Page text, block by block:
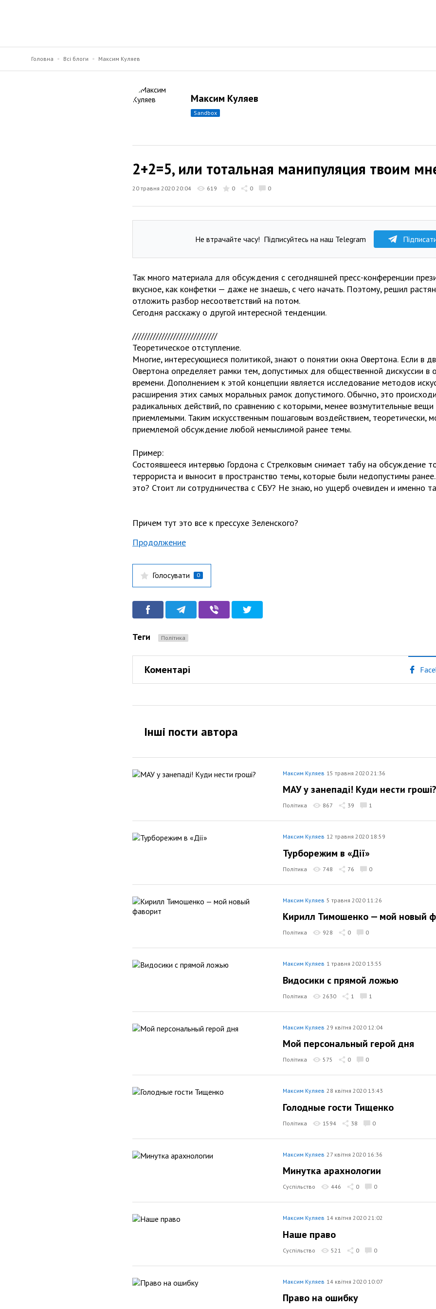
Головна Всі блоги Максим Куляев
Максим Куляев
sandbox
2+2=5, или тотальная манипуляция твоим
20 травня 2020 20:04 619 0 0 0
Не втрачайте часу! Підписуйтесь на наш Telegram
Так много материала для обсуждения с сегодняшней пресс-конференции
вкусное, как конфетки — даже не знаешь, с чего начать. Поэтому, решил
отложить разбор несоответствий на потом.
Сегодня расскажу о другой интересной тенденции.
/////////////////////////////
Теоретическое отступление.
Многие, интересующиеся политикой, знают о понятии окна Овертона. Если в
Овертона определяет рамки тем, допустимых для общественной дискуссии в
времени. Дополнением к этой концепции является исследование методов
расширения этих самых моральных рамок допустимого. Обычно, это
радикальных действий, по сравнению с которыми, менее возмутительные вещи
приемлемыми. Таким искусственным пошаговым воздействием, теоретически,
приемлемой обсуждение любой немыслимой ранее темы.
Пример:
Состоявшееся интервью Гордона с Стрелковым снимает табу на обсуждение
террориста и выносит в пространство темы, которые были недопустимы
это? Стоит ли сотрудничества с СБУ? Не знаю, но ущерб очевиден и именно
Причем тут это все к прессухе Зеленского?
Продолжение
Голосувати 0
Теги Політика
Коментарі
Інші пости автора
Максим Куляев 15 травня 2020 21:36
МАУ у занепаді! Куди нести гроші?
Політика 867 39 1
Максим Куляев 12 травня 2020 18:59
Турборежим в «Дії»
Політика 748 76 0
Максим Куляев 5 травня 2020 11:26
Кирилл Тимошенко — мой новый
Політика 928 0 0
Максим Куляев 1 травня 2020 13:55
Видосики с прямой ложью
Політика 2630 1 1
Максим Куляев 29 квітня 2020 12:04
Мой персональный герой дня
Політика 575 0 0
Максим Куляев 28 квітня 2020 13:43
Голодные гости Тищенко
Політика 1594 38 0
Максим Куляев 27 квітня 2020 16:36
Минутка арахнологии
Суспільство 446 0 0
Максим Куляев 14 квітня 2020 21:02
Наше право
Суспільство 521 0 0
Максим Куляев 14 квітня 2020 10:07
Право на ошибку